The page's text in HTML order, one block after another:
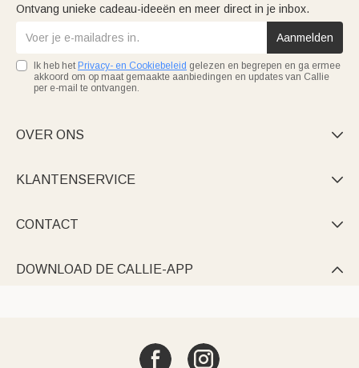
Ontvang unieke cadeau-ideeën en meer direct in je inbox.
Aanmelden
Ik heb het Privacy- en Cookiebeleid gelezen en begrepen en ga ermee
akkoord om op maat gemaakte aanbiedingen en updates van Callie
per e-mail te ontvangen.
OVER ONS 
KLANTENSERVICE 
CONTACT 
DOWNLOAD DE CALLIE-APP 